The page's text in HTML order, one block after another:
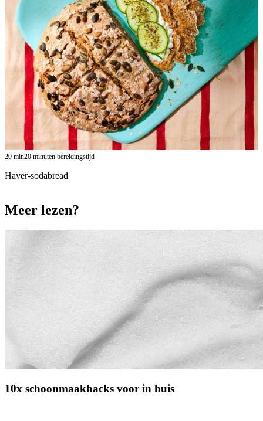
20 min20 minuten bereidingstijd
Haver-sodabread
Meer lezen?
10x schoonmaakhacks voor in huis